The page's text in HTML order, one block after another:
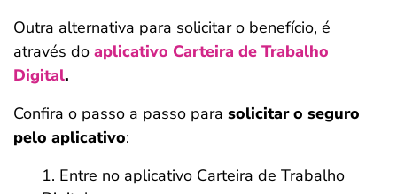
Outra alternativa para solicitar o benefício, é
através do aplicativo Carteira de Trabalho
Digital.
Confira o passo a passo para solicitar o seguro
pelo aplicativo:
Entre no aplicativo Carteira de Trabalho